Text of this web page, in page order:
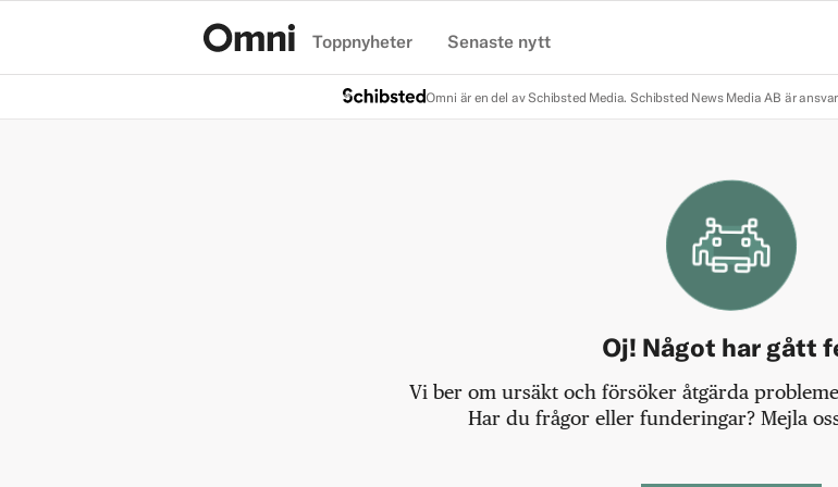
Toppnyheter Senaste nytt
Omni är en del av Schibsted Media. Schibsted News Media AB är
Oj! Något har gått
Vi ber om ursäkt och försöker åtgärda
Har du frågor eller funderingar? Mejla